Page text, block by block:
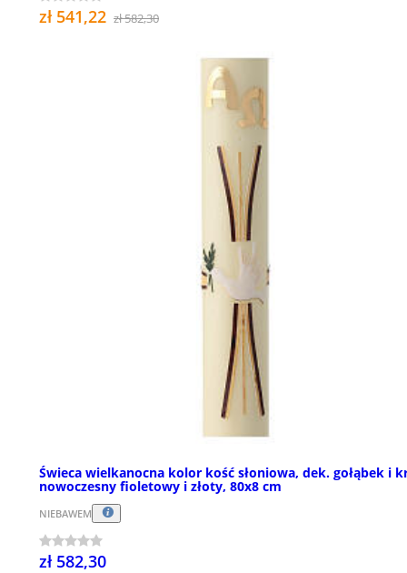
zł 541,22 zł 582,30
Świeca wielkanocna kolor kość słoniowa, dek. gołąbek i
nowoczesny fioletowy i złoty, 80x8 cm
NIEBAWEM
zł 582,30